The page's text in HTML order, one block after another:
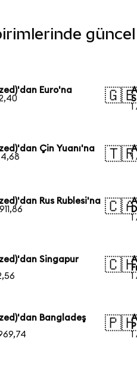
Euro'na
Çin Yuanı'na
Rus Rublesi'na
Singapur
Bangladeş